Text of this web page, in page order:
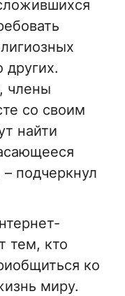
других.
члены
со своим
найти
подчеркнул
тем, кто
ко
миру.